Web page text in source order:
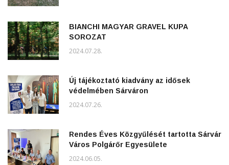
BIANCHI MAGYAR GRAVEL KUPA
SOROZAT
2024.07.28.
Új tájékoztató kiadvány az idősek
védelmében Sárváron
2024.07.26.
Rendes Éves Közgyűlését tartotta Sárvár
Város Polgárőr Egyesülete
2024.06.05.